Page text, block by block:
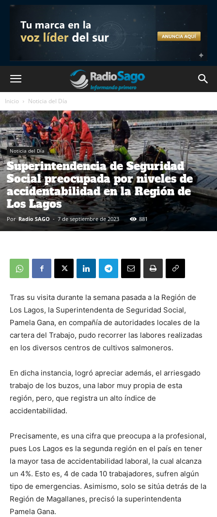
Inicio Noticia del Día
Noticia del Día
Superintendencia de Seguridad
Social preocupada por niveles de
accidentabilidad en la Región de
Los Lagos
Por Radio SAGO - 7 de septiembre de 2023 881
Tras su visita durante la semana pasada a la Región de
Los Lagos, la Superintendenta de Seguridad Social,
Pamela Gana, en compañía de autoridades locales de la
cartera del Trabajo, pudo recorrer las labores realizadas
en los diversos centros de cultivos salmoneros.
En dicha instancia, logró apreciar además, el arriesgado
trabajo de los buzos, una labor muy propia de esta
región, pero, que registra un alto índice de
accidentabilidad.
Precisamente, es una cifra que preocupa a la profesional,
pues Los Lagos es la segunda región en el país en tener
la mayor tasa de accidentabilidad laboral, la cual alcanza
un 4%. Esto es, 4 de cada 10 trabajadores, sufren algún
tipo de emergencias. Asimismo, solo se sitúa detrás de la
Región de Magallanes, precisó la superintendenta
Pamela Gana.